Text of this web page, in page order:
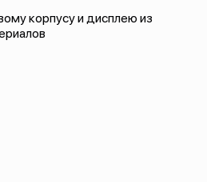
корпусу и дисплею из